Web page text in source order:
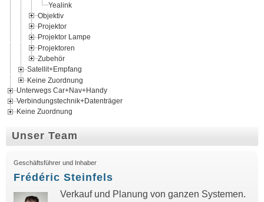
Yealink
Objektiv
Projektor
Projektor Lampe
Projektoren
Zubehör
Satellit+Empfang
Keine Zuordnung
Unterwegs Car+Nav+Handy
Verbindungstechnik+Datenträger
Keine Zuordnung
Unser Team
Geschäftsführer und Inhaber
Frédéric Steinfels
Verkauf und Planung von ganzen Systemen.